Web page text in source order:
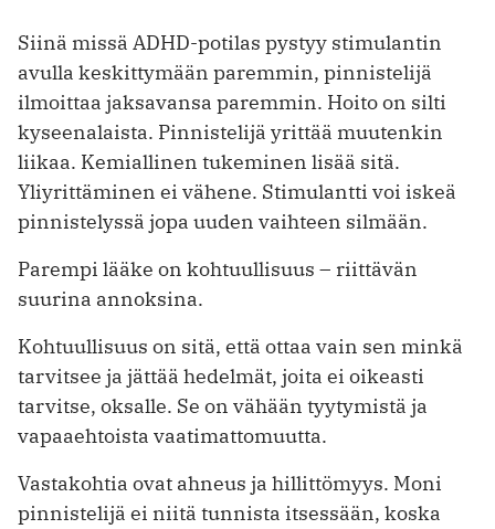
Siinä missä ADHD-potilas pystyy stimulantin
avulla keskittymään paremmin, pinnistelijä
ilmoittaa jaksavansa paremmin. Hoito on silti
kyseenalaista. Pinnistelijä yrittää muutenkin
liikaa. Kemiallinen tukeminen lisää sitä.
Yliyrittäminen ei vähene. Stimulantti voi iskeä
pinnistelyssä jopa uuden vaihteen silmään.
Parempi lääke on kohtuullisuus – riittävän
suurina annoksina.
Kohtuullisuus on sitä, että ottaa vain sen minkä
tarvitsee ja jättää hedelmät, joita ei oikeasti
tarvitse, oksalle. Se on vähään tyytymistä ja
vapaaehtoista vaatimattomuutta.
Vastakohtia ovat ahneus ja hillittömyys. Moni
pinnistelijä ei niitä tunnista itsessään, koska